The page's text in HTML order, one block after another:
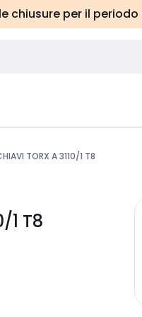
chiusure per il periodo
TORX A 3110/1 T8
1 T8